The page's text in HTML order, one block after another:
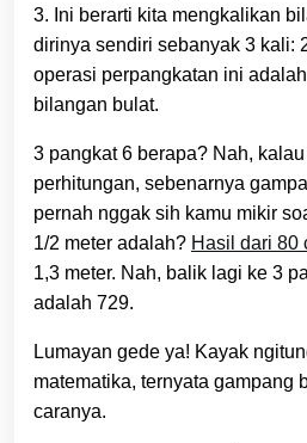
3. Ini berarti kita mengkalikan
dirinya sendiri sebanyak 3 kali:
operasi perpangkatan ini
bilangan bulat.
3 pangkat 6 berapa? Nah,
perhitungan, sebenarnya
pernah nggak sih kamu mikir
1/2 meter adalah? Hasil dari 80
1,3 meter. Nah, balik lagi ke 3
adalah 729.
Lumayan gede ya! Kayak
matematika, ternyata gampang
caranya.